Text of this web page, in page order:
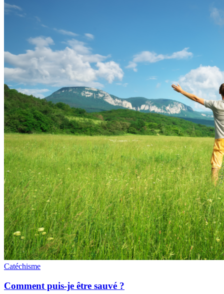
Catéchisme
Comment puis-je être sauvé ?